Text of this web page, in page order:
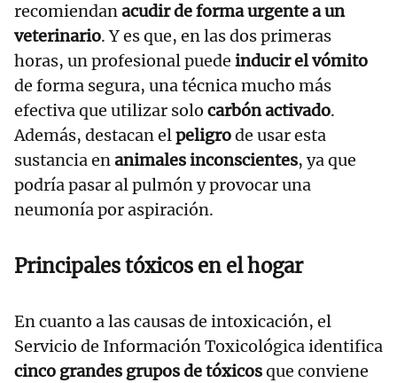
recomiendanacudir de forma urgente a un
veterinario. Y es que, en las dos primeras
horas, un profesional puede inducir el vómito
de forma segura, una técnica mucho más
efectiva que utilizar solo carbón activado.
Además, destacan elpeligrode usar esta
sustancia enanimales inconscientes, ya que
podría pasar al pulmón y provocar una
neumonía por aspiración.
Principales tóxicos en el hogar
En cuanto a las causas de intoxicación, el
Servicio de Información Toxicológica identifica
cinco grandes grupos de tóxicosque conviene